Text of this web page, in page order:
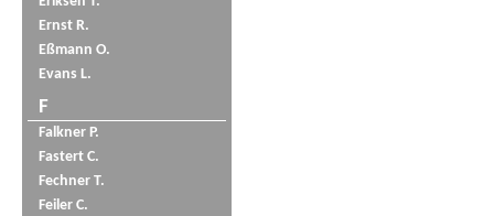
Ernst R.
Eßmann O.
Evans L.
F
Falkner P.
Fastert C.
Fechner T.
Feiler C.